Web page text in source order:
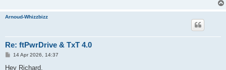
Arnoud-Whizzbizz
Re: ftPwrDrive & TxT 4.0
B
i
14 Apr 2026, 14:37
Hey Richard,